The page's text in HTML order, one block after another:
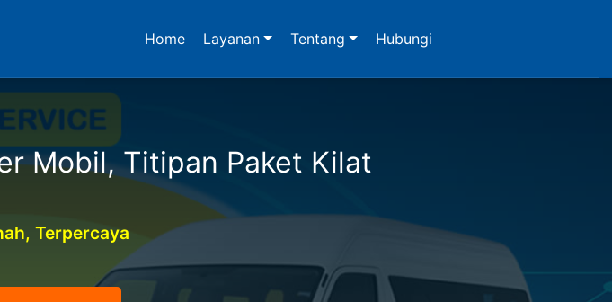
Home Layanan Tentang Hubungi
Mobil, Titipan Paket Kilat
Terpercaya